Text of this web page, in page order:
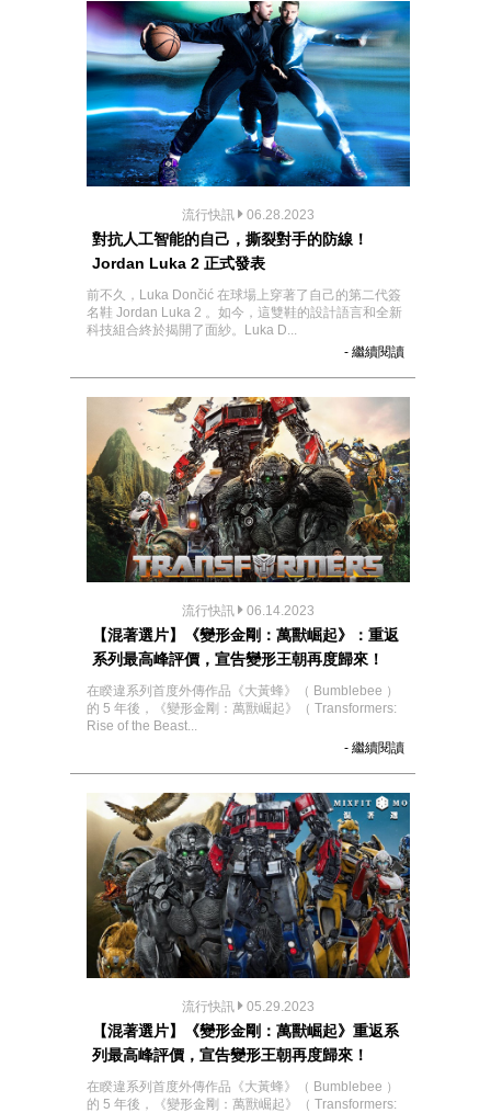
流行快訊 06.28.2023
對抗人工智能的自己，撕裂對手的防線！
Jordan Luka 2 正式發表
前不久，Luka Dončić 在球場上穿著了自己的第二代簽
名鞋 Jordan Luka 2 。如今，這雙鞋的設計語言和全新
科技組合終於揭開了面紗。Luka D...
- 繼續閱讀
流行快訊 06.14.2023
【混著選片】《變形金剛：萬獸崛起》：重返
系列最高峰評價，宣告變形王朝再度歸來！
在睽違系列首度外傳作品《大黃蜂》（ Bumblebee ）
的 5 年後，《變形金剛：萬獸崛起》（ Transformers:
Rise of the Beast...
- 繼續閱讀
流行快訊 05.29.2023
【混著選片】《變形金剛：萬獸崛起》重返系
列最高峰評價，宣告變形王朝再度歸來！
在睽違系列首度外傳作品《大黃蜂》（ Bumblebee ）
的 5 年後，《變形金剛：萬獸崛起》（ Transformers: